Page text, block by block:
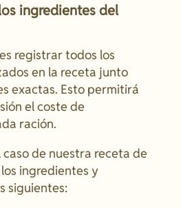
ingredientes del
registrar todos los
en la receta junto
exactas. Esto permitirá
el coste de
ración.
caso de nuestra receta de
ingredientes y
siguientes: